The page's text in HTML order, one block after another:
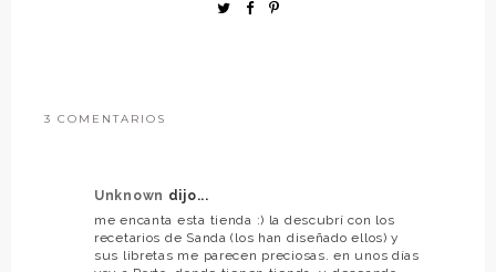
3 COMENTARIOS
Unknown dijo...
me encanta esta tienda :) la descubrí con los
recetarios de Sanda (los han diseñado ellos) y
sus libretas me parecen preciosas. en unos días